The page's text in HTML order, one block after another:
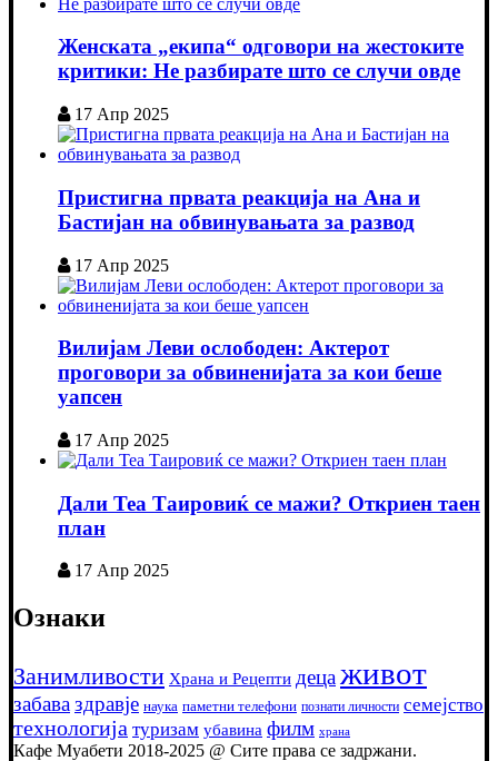
Женската „екипа“ одговори на жестоките
критики: Не разбирате што се случи овде
17 Апр 2025
Пристигна првата реакција на Ана и
Бастијан на обвинувањата за развод
17 Апр 2025
Вилијам Леви ослободен: Актерот
проговори за обвиненијата за кои беше
уапсен
17 Апр 2025
Дали Теа Таировиќ се мажи? Откриен таен
план
17 Апр 2025
Ознаки
Занимливости Храна и Рецепти децаживот
забаваздравје наука паметни телефони познати личности семејство
технологија туризам убавина филм храна
Кафе Муабети 2018-2025 @ Сите права се задржани.